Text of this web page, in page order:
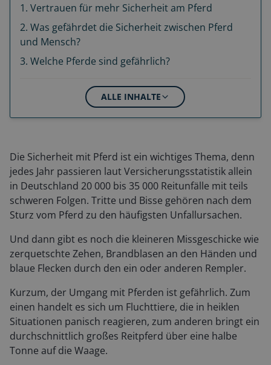
1. Vertrauen für mehr Sicherheit am Pferd
2. Was gefährdet die Sicherheit zwischen Pferd
und Mensch?
3. Welche Pferde sind gefährlich?
ALLE INHALTE
Die Sicherheit mit Pferd ist ein wichtiges Thema, denn
jedes Jahr passieren laut Versicherungsstatistik allein
in Deutschland 20 000 bis 35 000 Reitunfälle mit teils
schweren Folgen. Tritte und Bisse gehören nach dem
Sturz vom Pferd zu den häufigsten Unfallursachen.
Und dann gibt es noch die kleineren Missgeschicke wie
zerquetschte Zehen, Brandblasen an den Händen und
blaue Flecken durch den ein oder anderen Rempler.
Kurzum, der Umgang mit Pferden ist gefährlich. Zum
einen handelt es sich um Fluchttiere, die in heiklen
Situationen panisch reagieren, zum anderen bringt ein
durchschnittlich großes Reitpferd über eine halbe
Tonne auf die Waage.